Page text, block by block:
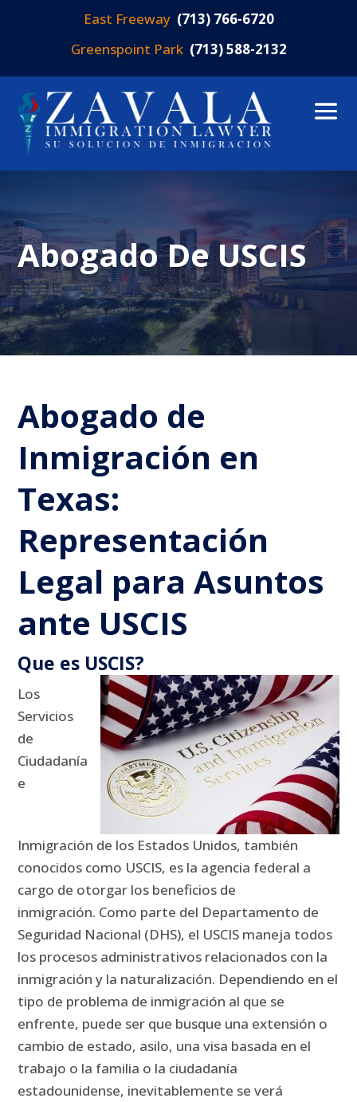
East Freeway (713) 766-6720
Greenspoint Park (713) 588-2132
Abogado De USCIS
Abogado de
Inmigración en
Texas:
Representación
Legal para Asuntos
ante USCIS
Que es USCIS?
Los
Servicios
de
Ciudadanía
e
Inmigración de los Estados Unidos, también
conocidos como USCIS, es la agencia federal a
cargo de otorgar los beneficios de
inmigración. Como parte del Departamento de
Seguridad Nacional (DHS), el USCIS maneja todos
los procesos administrativos relacionados con la
inmigración y la naturalización. Dependiendo en el
tipo de problema de inmigración al que se
enfrente, puede ser que busque una extensión o
cambio de estado, asilo, una visa basada en el
trabajo o la familia o la ciudadanía
estadounidense, inevitablemente se verá